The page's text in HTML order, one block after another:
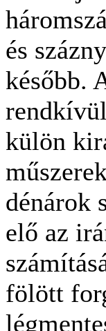
és
később.
külön
dénárok
elő az
fölött